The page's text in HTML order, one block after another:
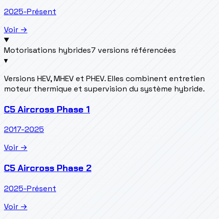
2025-Présent
Voir →
Motorisations hybrides7 versions référencées
▾
Versions HEV, MHEV et PHEV. Elles combinent entretien
moteur thermique et supervision du système hybride.
C5 Aircross Phase 1
2017-2025
Voir →
C5 Aircross Phase 2
2025-Présent
Voir →